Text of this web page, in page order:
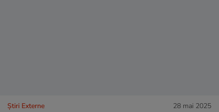
Știri Externe 28 mai 2025